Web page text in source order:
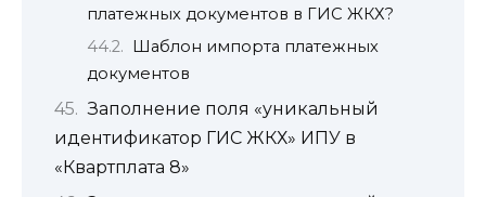
платежных документов в ГИС ЖКХ?
Шаблон импорта платежных
документов
Заполнение поля «уникальный
идентификатор ГИС ЖКХ» ИПУ в
«Квартплата 8»